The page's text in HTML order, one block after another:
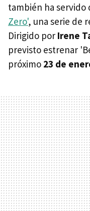
también ha servido
Zero', una serie de
Dirigido por Irene
previsto estrenar
próximo 23 de